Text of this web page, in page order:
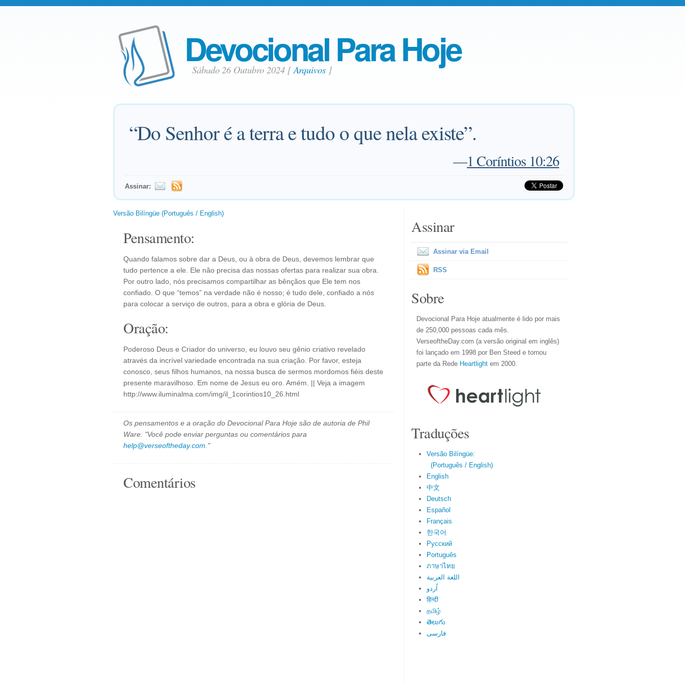
Devocional Para Hoje
Sábado 26 Outubro 2024 [Arquivos]
“Do Senhor é a terra e tudo o que nela existe”.
—1 Coríntios 10:26
Assinar:
Versão Bilíngüe (Português / English)
Pensamento:
Quando falamos sobre dar a Deus, ou à obra de Deus, devemos lembrar que
tudo pertence a ele. Ele não precisa das nossas ofertas para realizar sua obra.
Por outro lado, nós precisamos compartilhar as bênçãos que Ele tem nos
confiado. O que “temos” na verdade não é nosso; é tudo dele, confiado a nós
para colocar a serviço de outros, para a obra e glória de Deus.
Oração:
Poderoso Deus e Criador do universo, eu louvo seu gênio criativo revelado
através da incrível variedade encontrada na sua criação. Por favor, esteja
conosco, seus filhos humanos, na nossa busca de sermos mordomos fiéis deste
presente maravilhoso. Em nome de Jesus eu oro. Amém. || Veja a imagem
http://www.iluminalma.com/img/il_1corintios10_26.html
Os pensamentos e a oração do Devocional Para Hoje são de autoria de Phil
Ware. "Você pode enviar perguntas ou comentários para
help@verseoftheday.com ."
Comentários
Assinar
Assinar via Email
RSS
Sobre
Devocional Para Hoje atualmente é lido por mais
de 250,000 pessoas cada mês.
VerseoftheDay.com (a versão original em inglês)
foi lançado em 1998 por Ben Steed e tornou
parte da Rede Heartlight em 2000.
Traduções
Versão Bilíngüe:
(Português / English)
English
中文
Deutsch
Español
Français
한국어
Русский
Português
ภาษาไทย
اللغة العربية
اُردو
हिन्दी
தமிழ்
తెలుగు
فارسی